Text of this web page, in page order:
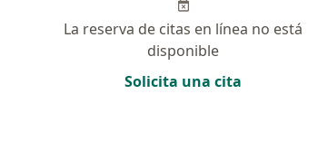
La reserva de citas en línea no está
disponible
Solicita una cita